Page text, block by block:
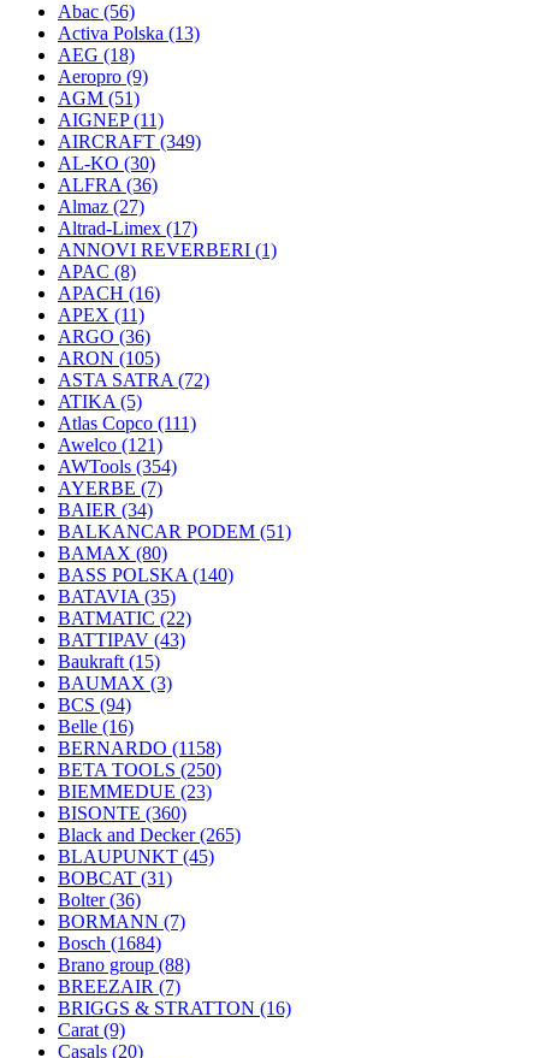
Abac (56)
Activa Polska (13)
AEG (18)
Aeropro (9)
AGM (51)
AIGNEP(11)
AIRCRAFT (349)
AL-KO (30)
ALFRA (36)
Almaz (27)
Altrad-Limex (17)
ANNOVI REVERBERI (1)
APAC (8)
APACH (16)
APEX (11)
ARGO (36)
ARON (105)
ASTA SATRA (72)
ATIKA (5)
Atlas Copco (111)
Awelco (121)
AWTools (354)
AYERBE (7)
BAIER (34)
BALKANCAR PODEM (51)
BAMAX (80)
BASS POLSKA (140)
BATAVIA (35)
BATMATIC (22)
BATTIPAV (43)
Baukraft (15)
BAUMAX (3)
BCS (94)
Belle (16)
BERNARDO (1158)
BETA TOOLS (250)
BIEMMEDUE (23)
BISONTE (360)
Black and Decker(265)
BLAUPUNKT (45)
BOBCAT (31)
Bolter(36)
BORMANN (7)
Bosch (1684)
Brano group (88)
BREEZAIR (7)
BRIGGS & STRATTON (16)
Carat (9)
Casals (20)